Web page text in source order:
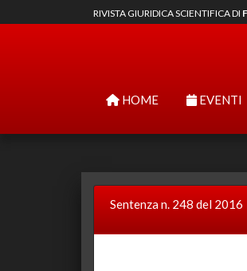
RIVISTA GIURIDICA SCIENTIFICA DI
HOME EVENTI
Sentenza n. 248 del 2016